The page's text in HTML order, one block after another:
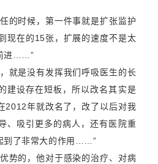
的时候，第一件事就是扩张监护
现在的15张，扩展的速度不是太
进 ……”
就是没有发挥我们呼吸医生的长
建设存在短板，所以改名其实是
2012年就改名了，改了以后对我
、吸引更多的病人，还有医院重
到了非常大的作用……”
势的，他对于感染的治疗、对病